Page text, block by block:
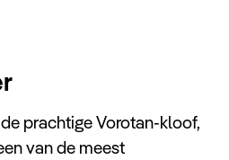
prachtige Vorotan-kloof,
van de meest